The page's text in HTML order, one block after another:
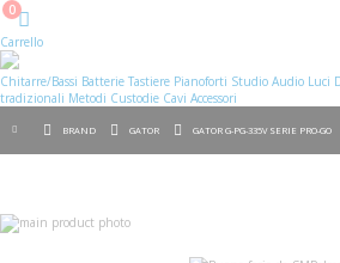
Cart
0
Carrello
Chitarre/Bassi Batterie Tastiere Pianoforti Studio Audio Luci
tradizionali Metodi Custodie Cavi Accessori
BRAND GATOR GATOR G-PG-335V SERIE PRO-GO
Vai
alla